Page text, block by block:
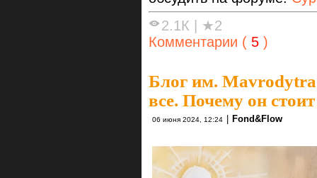
2.1К
★2
Комментарии ( 5 )
Блог им.
все. Почему он стоит
06 июня 2024, 12:24 Fond&Flow